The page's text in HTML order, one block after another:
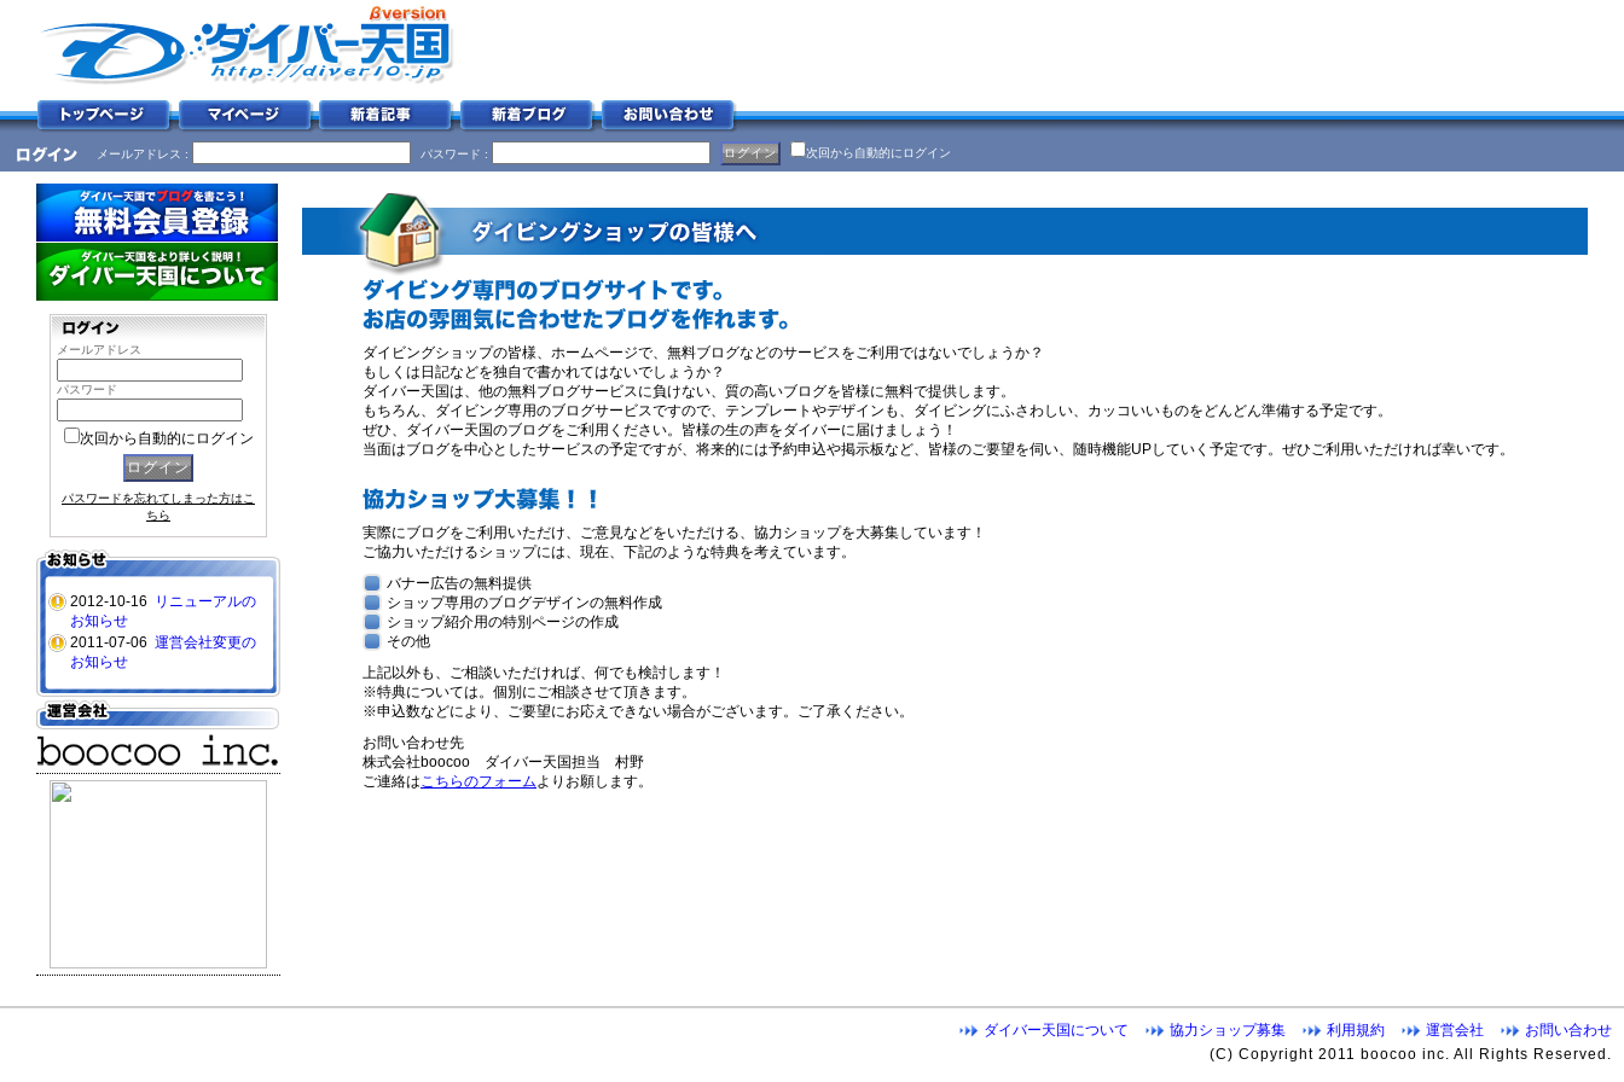
メールアドレス : パスワード : 次回から自動的にログイン
メールアドレス
パスワード
次回から自動的にログイン
パスワードを忘れてしまった方はこ
ちら
2012-10-16
リニューアルの
お知らせ
2011-07-06 運営会社変更の
お知らせ
ダイビングショップの皆様、ホームページで、無料ブログなどのサービスをご利用ではないでしょうか？
もしくは日記などを独自で書かれてはないでしょうか？
ダイバー天国は、他の無料ブログサービスに負けない、質の高いブログを皆様に無料で提供します。
もちろん、ダイビング専用のブログサービスですので、テンプレートやデザインも、ダイビングにふさわしい、カッコいいものをどんどん準備する予定です。
ぜひ、ダイバー天国のブログをご利用ください。皆様の生の声をダイバーに届けましょう！
当面はブログを中心としたサービスの予定ですが、将来的には予約申込や掲示板など、皆様のご要望を伺い、随時機能UPしていく予定です。ぜひご利用いただければ幸いです。
実際にブログをご利用いただけ、ご意見などをいただける、協力ショップを大募集しています！
ご協力いただけるショップには、現在、下記のような特典を考えています。
バナー広告の無料提供
ショップ専用のブログデザインの無料作成
ショップ紹介用の特別ページの作成
その他
上記以外も、ご相談いただければ、何でも検討します！
※特典については。個別にご相談させて頂きます。
※申込数などにより、ご要望にお応えできない場合がございます。ご了承ください。
お問い合わせ先
株式会社boocoo ダイバー天国担当 村野
ご連絡はこちらのフォームよりお願します。
お問い合わせ
運営会社
利用規約
協力ショップ募集
ダイバー天国について
(C) Copyright 2011 boocoo inc. All Rights Reserved.